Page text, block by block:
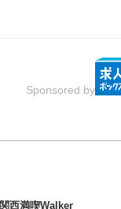
Sponsored by
関西満喫Walker